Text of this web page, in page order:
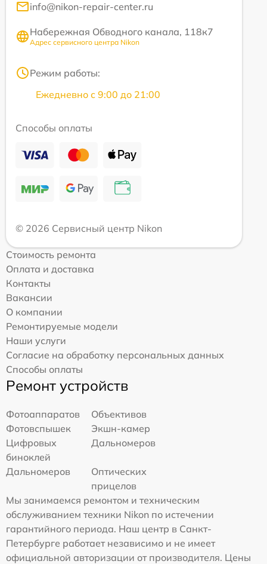
info@nikon-repair-center.ru
Набережная Обводного канала, 118к7
Адрес сервисного центра Nikon
Режим работы:
Ежедневно с 9:00 до 21:00
Способы оплаты
© 2026 Сервисный центр Nikon
Стоимость ремонта
Оплата и доставка
Контакты
Вакансии
О компании
Ремонтируемые модели
Наши услуги
Согласие на обработку персональных данных
Способы оплаты
Ремонт устройств
Фотоаппаратов
Объективов
Фотовспышек
Экшн-камер
Цифровых
биноклей
Дальномеров
Дальномеров
Оптических
прицелов
Мы занимаемся ремонтом и техническим
обслуживанием техники Nikon по истечении
гарантийного периода. Наш центр в Санкт-
Петербурге работает независимо и не имеет
официальной авторизации от производителя. Цены